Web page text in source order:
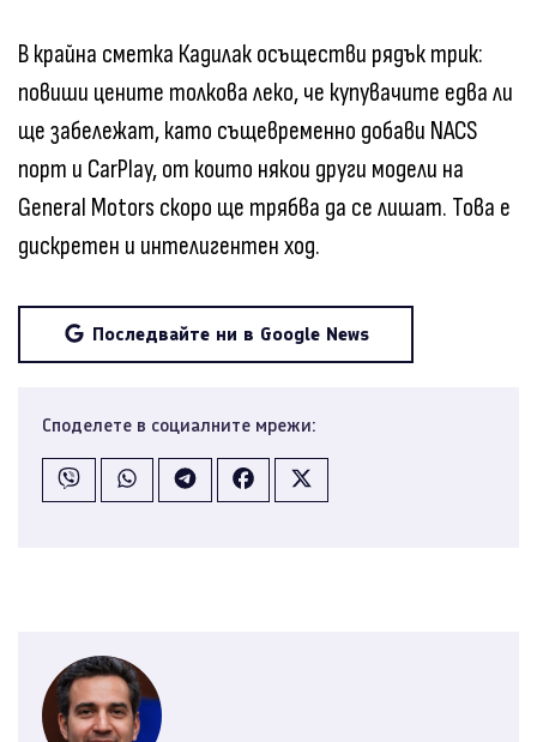
В крайна сметка Кадилак осъществи рядък трик:
повиши цените толкова леко, че купувачите едва ли
ще забележат, като същевременно добави NACS
порт и CarPlay, от които някои други модели на
General Motors скоро ще трябва да се лишат. Това е
дискретен и интелигентен ход.
Последвайте ни в Google News
Споделете в социалните мрежи: